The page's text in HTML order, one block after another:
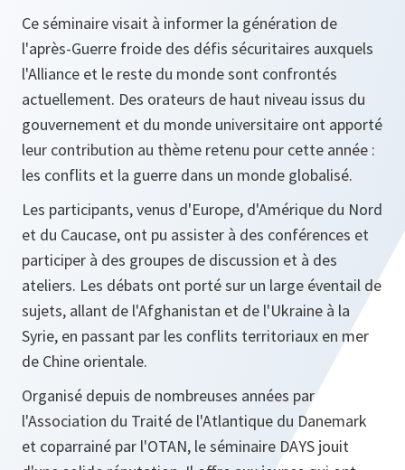
Ce séminaire visait à informer la génération de
l'après-Guerre froide des défis sécuritaires auxquels
l'Alliance et le reste du monde sont confrontés
actuellement. Des orateurs de haut niveau issus du
gouvernement et du monde universitaire ont apporté
leur contribution au thème retenu pour cette année :
les conflits et la guerre dans un monde globalisé.
Les participants, venus d'Europe, d'Amérique du Nord
et du Caucase, ont pu assister à des conférences et
participer à des groupes de discussion et à des
ateliers. Les débats ont porté sur un large éventail de
sujets, allant de l'Afghanistan et de l'Ukraine à la
Syrie, en passant par les conflits territoriaux en mer
de Chine orientale.
Organisé depuis de nombreuses années par
l'Association du Traité de l'Atlantique du Danemark
et coparrainé par l'OTAN, le séminaire DAYS jouit